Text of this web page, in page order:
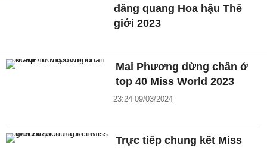
đăng quang Hoa hậu Thế
giới 2023
Mai Phương dừng chân ở
top 40 Miss World 2023
23:24 09/03/2024
Trực tiếp chung kết Miss